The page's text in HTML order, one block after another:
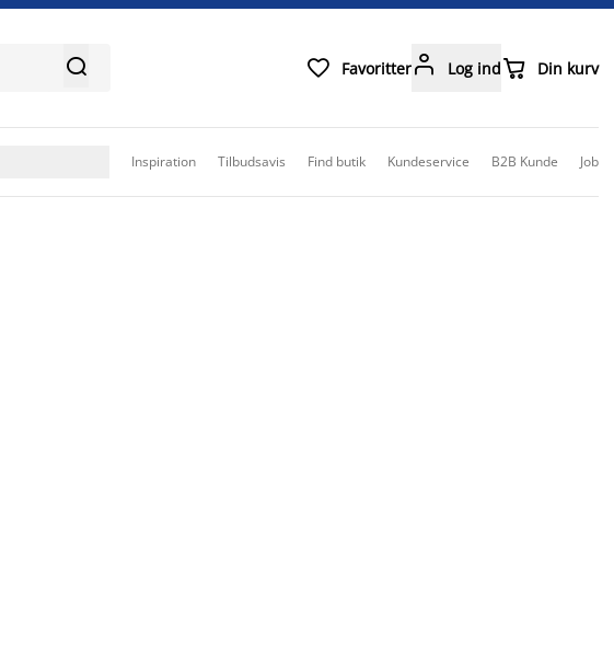
  Favoritter Log ind Din kurv
Inspiration Tilbudsavis Find butik Kundeservice B2B Kunde Job